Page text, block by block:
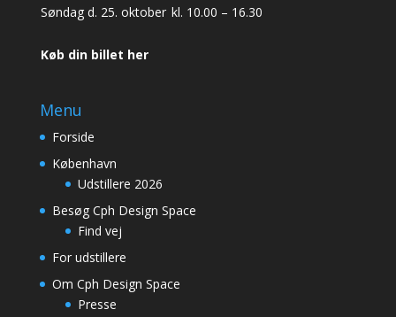
Søndag d. 25. oktober kl. 10.00 – 16.30
Køb din billet her
Menu
Forside
København
Udstillere 2026
Besøg Cph Design Space
Find vej
For udstillere
Om Cph Design Space
Presse